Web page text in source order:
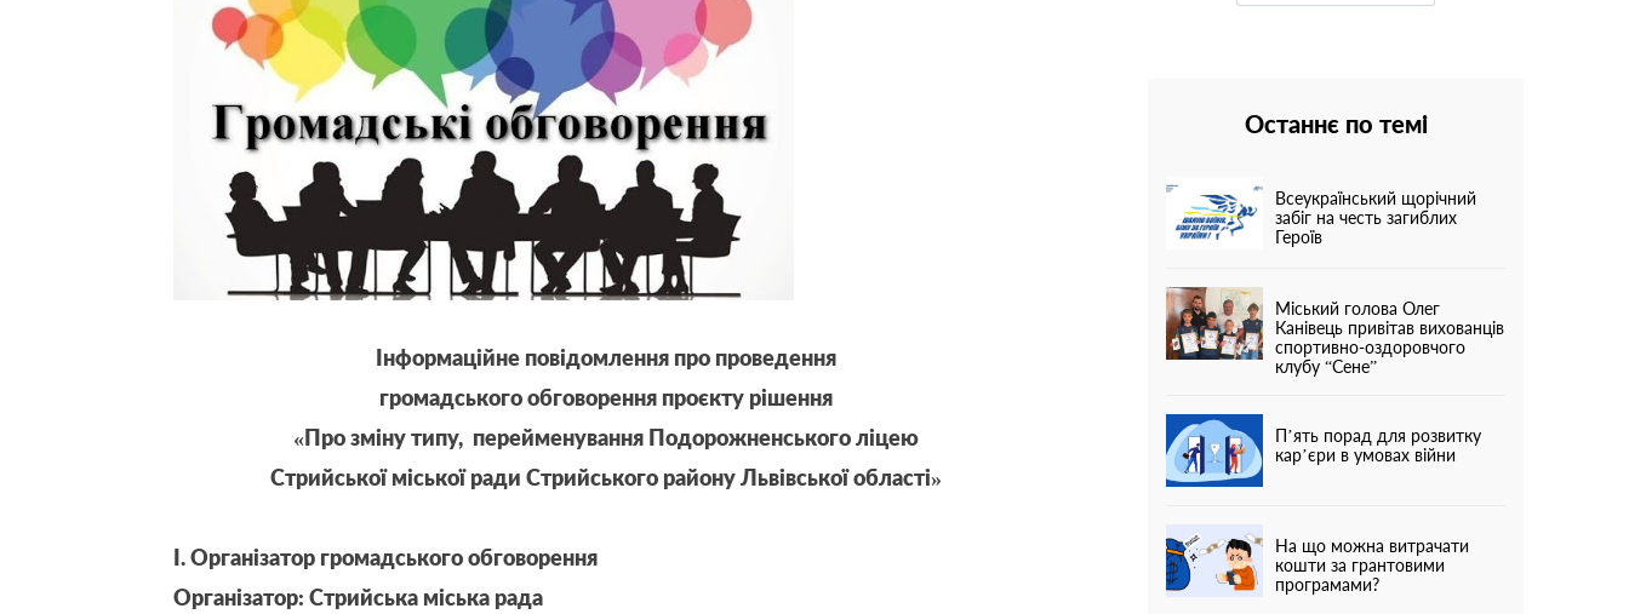
Інформаційне повідомлення про проведення
громадського обговорення проєкту рішення
«Про зміну типу, перейменування Подорожненського ліцею
Стрийської міської ради Стрийського району Львівської області»
І. Організатор громадського обговорення
Організатор: Стрийська міська рада
Останнє по темі
Всеукраїнський щорічний
забіг на честь загиблих
Героїв
Міський голова Олег
Канівець привітав вихованців
спортивно-оздоровчого
клубу “Сене”
П’ять порад для розвитку
кар’єри в умовах війни
На що можна витрачати
кошти за грантовими
програмами?